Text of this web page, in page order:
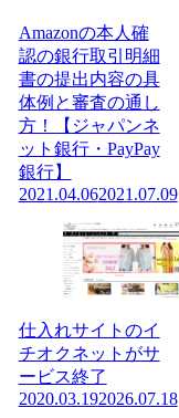
Amazonの本人確
認の銀行取引明細
書の提出内容の具
体例と審査の通し
方！【ジャパンネ
ット銀行・PayPay
銀行】
2021.04.062021.07.09
仕入れサイトのイ
チオクネットがサ
ービス終了
2020.03.192026.07.18